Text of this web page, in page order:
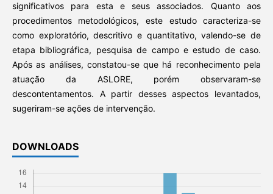
significativos para esta e seus associados. Quanto aos
procedimentos metodológicos, este estudo caracteriza-se
como exploratório, descritivo e quantitativo, valendo-se de
etapa bibliográfica, pesquisa de campo e estudo de caso.
Após as análises, constatou-se que há reconhecimento pela
atuação da ASLORE, porém observaram-se
descontentamentos. A partir desses aspectos levantados,
sugeriram-se ações de intervenção.
DOWNLOADS